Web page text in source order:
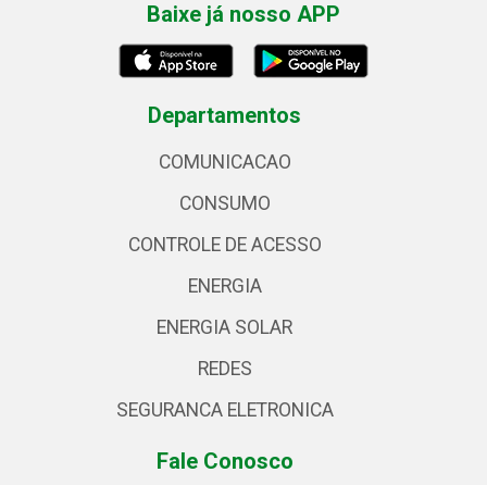
Baixe já nosso APP
Departamentos
COMUNICACAO
CONSUMO
CONTROLE DE ACESSO
ENERGIA
ENERGIA SOLAR
REDES
SEGURANCA ELETRONICA
Fale Conosco